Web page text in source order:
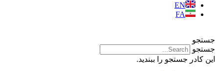
EN
FA
جستجو
جستجو
این کادر جستجو را ببندید.